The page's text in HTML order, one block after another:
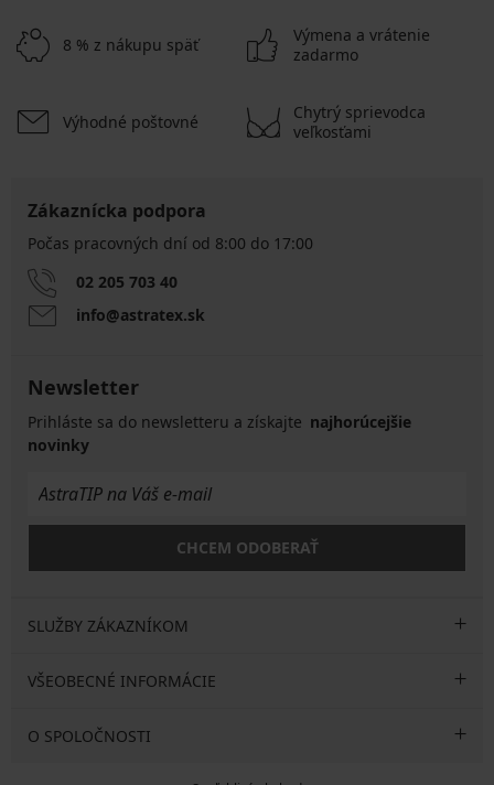
8 % z nákupu späť
Výmena a vrátenie
zadarmo
Výhodné poštovné
Chytrý sprievodca
veľkosťami
Zákaznícka podpora
Počas pracovných dní od 8:00 do 17:00
02 205 703 40
info@astratex.sk
Newsletter
Prihláste sa do newsletteru a získajte najhorúcejšie
novinky
CHCEM ODOBERAŤ
SLUŽBY ZÁKAZNÍKOM
VŠEOBECNÉ INFORMÁCIE
O SPOLOČNOSTI